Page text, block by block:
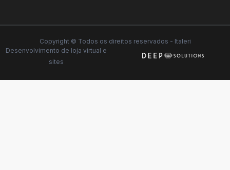
Copyright © Todos os direitos reservados - Italeri
Desenvolvimento de loja virtual e
sites